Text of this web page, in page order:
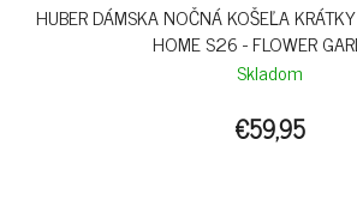
HUBER DÁMSKA NOČNÁ KOŠEĽA
HOME S26 - FLOWER
Skladom
€59,95